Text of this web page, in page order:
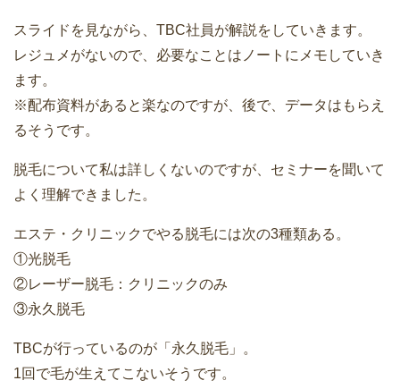
スライドを見ながら、TBC社員が解説をしていきます。
レジュメがないので、必要なことはノートにメモしていき
ます。
※配布資料があると楽なのですが、後で、データはもらえ
るそうです。
脱毛について私は詳しくないのですが、セミナーを聞いて
よく理解できました。
エステ・クリニックでやる脱毛には次の3種類ある。
①光脱毛
②レーザー脱毛：クリニックのみ
③永久脱毛
TBCが行っているのが「永久脱毛」。
1回で毛が生えてこないそうです。